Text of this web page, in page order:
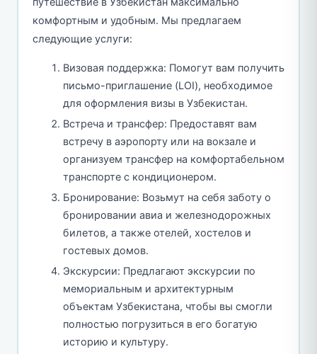
комфортным и удобным. Мы предлагаем
следующие услуги:
Визовая поддержка: Помогут вам получить
письмо-приглашение (LOI), необходимое
для оформления визы в Узбекистан.
Встреча и трансфер: Предоставят вам
встречу в аэропорту или на вокзале и
организуем трансфер на комфортабельном
транспорте с кондиционером.
Бронирование: Возьмут на себя заботу о
бронировании авиа и железнодорожных
билетов, а также отелей, хостелов и
гостевых домов.
Экскурсии: Предлагают экскурсии по
мемориальным и архитектурным
объектам Узбекистана, чтобы вы смогли
полностью погрузиться в его богатую
историю и культуру.